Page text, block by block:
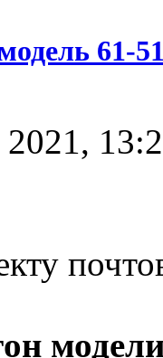
61-